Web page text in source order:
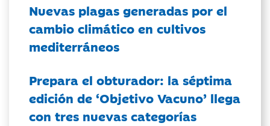
Nuevas plagas generadas por el
cambio climático en cultivos
mediterráneos
Prepara el obturador: la séptima
edición de ‘Objetivo Vacuno’ llega
con tres nuevas categorías